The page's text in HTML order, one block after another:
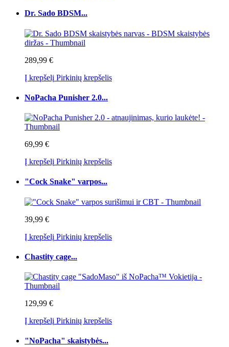
Dr. Sado BDSM...
289,99 €
Į krepšelį Pirkinių krepšelis
NoPacha Punisher 2.0...
69,99 €
Į krepšelį Pirkinių krepšelis
"Cock Snake" varpos...
39,99 €
Į krepšelį Pirkinių krepšelis
Chastity cage...
129,99 €
Į krepšelį Pirkinių krepšelis
"NoPacha" skaistybės...